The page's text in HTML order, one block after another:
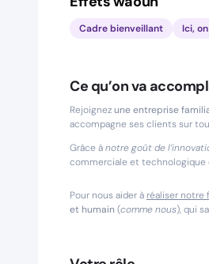
Cadre bienveillant Ici,
Ce qu’on va
Rejoignezune entreprise
accompagne ses clients sur
Grâce ànotre goût de
commerciale et technologique
Pour nous aider à réaliser notre
et humain (comme nous), qui